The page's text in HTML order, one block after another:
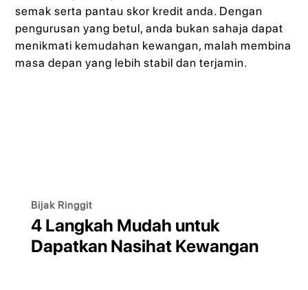
semak serta pantau skor kredit anda. Dengan
pengurusan yang betul, anda bukan sahaja dapat
menikmati kemudahan kewangan, malah membina
masa depan yang lebih stabil dan terjamin.
Bijak Ringgit
4 Langkah Mudah untuk
Dapatkan Nasihat Kewangan